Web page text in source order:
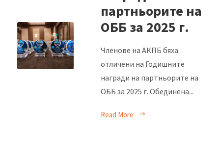
партньорите на
ОББ за 2025 г.
Членове на АКПБ бяха
отличени на Годишните
награди на партньорите на
ОББ за 2025 г. Обединена...
Read More